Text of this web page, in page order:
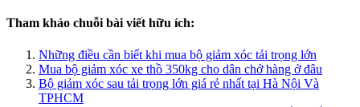
Tham khảo chuỗi bài viết hữu ích:
Những điều cần biết khi mua bộ giảm xóc tải trọng lớn
Mua bộ giảm xóc xe thồ 350kg cho dân chở hàng ở đâu
Bộ giảm xóc sau tải trọng lớn giá rẻ nhất tại Hà Nội Và
TPHCM